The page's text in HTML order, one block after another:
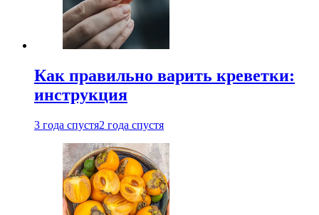
Как правильно варить креветки:
инструкция
3 года спустя2 года спустя